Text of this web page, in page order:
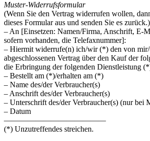
Muster-Widerrufsformular
(Wenn Sie den Vertrag widerrufen wollen,
dieses Formular aus und senden Sie es zurück.)
– An [Einsetzen: Namen/Firma, Anschrift, E-
sofern vorhanden, die Telefaxnummer]:
– Hiermit widerrufe(n) ich/wir (*) den von
abgeschlossenen Vertrag über den Kauf der
die Erbringung der folgenden Dienstleistung
– Bestellt am (*)/erhalten am (*)
– Name des/der Verbraucher(s)
– Anschrift des/der Verbraucher(s)
– Unterschrift des/der Verbraucher(s) (nur bei
– Datum
—————————————
(*) Unzutreffendes streichen.